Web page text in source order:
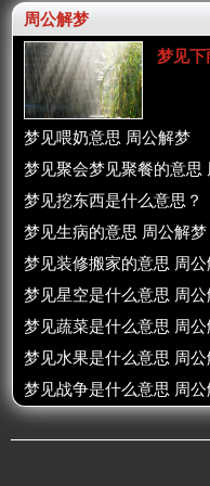
周公解梦
梦见下
梦见喂奶意思 周公解梦
梦见聚会梦见聚餐的意思
梦见挖东西是什么意思？
梦见生病的意思 周公解梦
梦见装修搬家的意思 周公
梦见星空是什么意思 周公
梦见蔬菜是什么意思 周公
梦见水果是什么意思 周公
梦见战争是什么意思 周公